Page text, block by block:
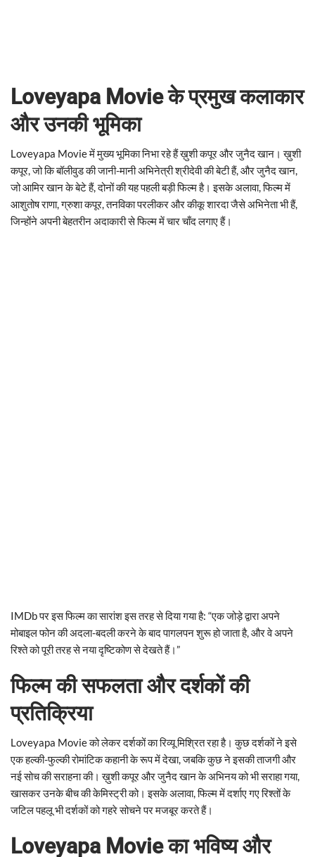
Loveyapa Movie के प्रमुख कलाकार
और उनकी भूमिका
Loveyapa Movie में मुख्य भूमिका निभा रहे हैं ख़ुशी कपूर और जुनैद खान। ख़ुशी
कपूर, जो कि बॉलीवुड की जानी-मानी अभिनेत्री श्रीदेवी की बेटी हैं, और जुनैद खान,
जो आमिर खान के बेटे हैं, दोनों की यह पहली बड़ी फिल्म है। इसके अलावा, फिल्म में
आशुतोष राणा, ग्रुशा कपूर, तनविका परलीकर और कीकू शारदा जैसे अभिनेता भी हैं,
जिन्होंने अपनी बेहतरीन अदाकारी से फिल्म में चार चाँद लगाए हैं।
IMDb पर इस फिल्म का सारांश इस तरह से दिया गया है: “एक जोड़े द्वारा अपने
मोबाइल फोन की अदला-बदली करने के बाद पागलपन शुरू हो जाता है, और वे अपने
रिश्ते को पूरी तरह से नया दृष्टिकोण से देखते हैं।”
फिल्म की सफलता और दर्शकों की
प्रतिक्रिया
Loveyapa Movie को लेकर दर्शकों का रिव्यू मिश्रित रहा है। कुछ दर्शकों ने इसे
एक हल्की-फुल्की रोमांटिक कहानी के रूप में देखा, जबकि कुछ ने इसकी ताजगी और
नई सोच की सराहना की। ख़ुशी कपूर और जुनैद खान के अभिनय को भी सराहा गया,
खासकर उनके बीच की केमिस्ट्री को। इसके अलावा, फिल्म में दर्शाए गए रिश्तों के
जटिल पहलू भी दर्शकों को गहरे सोचने पर मजबूर करते हैं।
Loveyapa Movie का भविष्य और